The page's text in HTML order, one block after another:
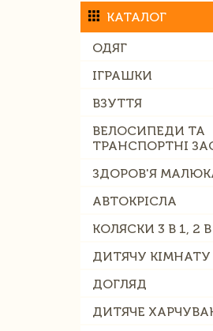
КАТАЛОГ
ОДЯГ
ІГРАШКИ
ВЗУТТЯ
ВЕЛОСИПЕДИ ТА
ТРАНСПОРТНІ
ЗДОРОВ'Я
АВТОКРІСЛА
КОЛЯСКИ 3 В 1, 2 В
ДИТЯЧУ КІМНАТУ
ДОГЛЯД
ДИТЯЧЕ